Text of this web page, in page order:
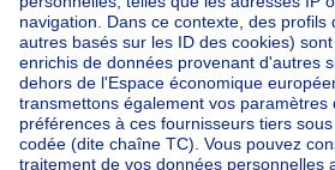
Agences immobilières
CENTURY 21 Home
Nos maisons hors de la